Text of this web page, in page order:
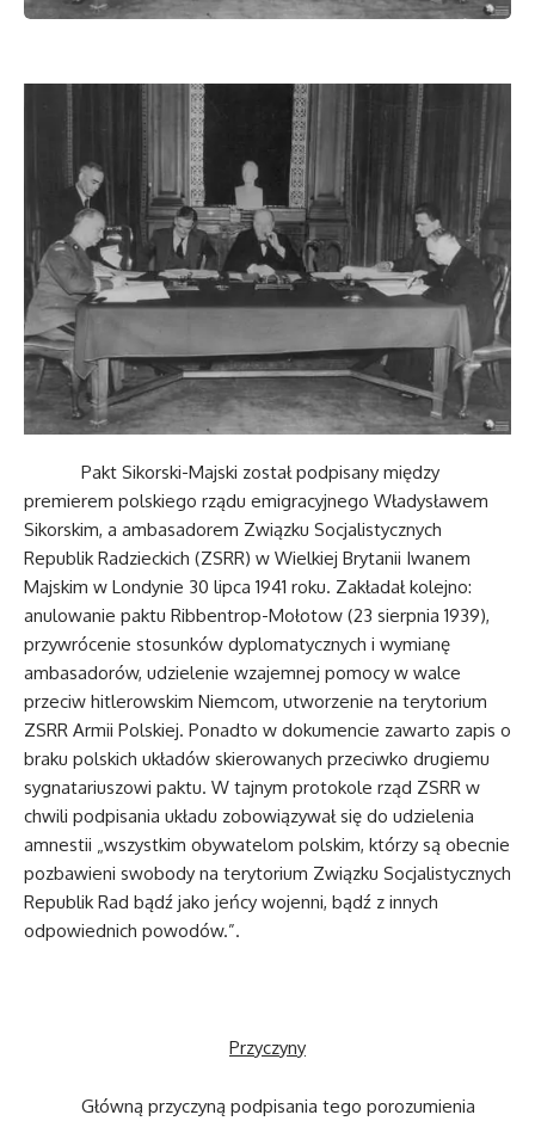
Pakt Sikorski-Majski został podpisany między
premierem polskiego rządu emigracyjnego Władysławem
Sikorskim, a ambasadorem Związku Socjalistycznych
Republik Radzieckich (ZSRR) w Wielkiej Brytanii Iwanem
Majskim w Londynie 30 lipca 1941 roku. Zakładał kolejno:
anulowanie paktu Ribbentrop-Mołotow (23 sierpnia 1939),
przywrócenie stosunków dyplomatycznych i wymianę
ambasadorów, udzielenie wzajemnej pomocy w walce
przeciw hitlerowskim Niemcom, utworzenie na terytorium
ZSRR Armii Polskiej. Ponadto w dokumencie zawarto zapis o
braku polskich układów skierowanych przeciwko drugiemu
sygnatariuszowi paktu. W tajnym protokole rząd ZSRR w
chwili podpisania układu zobowiązywał się do udzielenia
amnestii „wszystkim obywatelom polskim, którzy są obecnie
pozbawieni swobody na terytorium Związku Socjalistycznych
Republik Rad bądź jako jeńcy wojenni, bądź z innych
odpowiednich powodów.”.
Przyczyny
Główną przyczyną podpisania tego porozumienia